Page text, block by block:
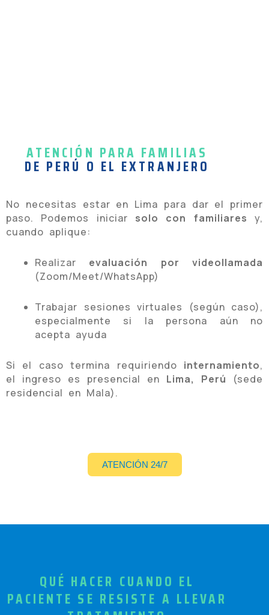
ATENCIÓN PARA FAMILIAS
DE PERÚ O EL EXTRANJERO
No necesitas estar en Lima para dar el primer
paso. Podemos iniciar solo con familiares y,
cuando aplique:
Realizar evaluación por videollamada
(Zoom/Meet/WhatsApp)
Trabajar sesiones virtuales (según caso),
especialmente si la persona aún no
acepta ayuda
Si el caso termina requiriendo internamiento,
el ingreso es presencial en Lima, Perú (sede
residencial en Mala).
ATENCIÓN 24/7
QUÉ HACER CUANDO EL
PACIENTE SE RESISTE A LLEVAR